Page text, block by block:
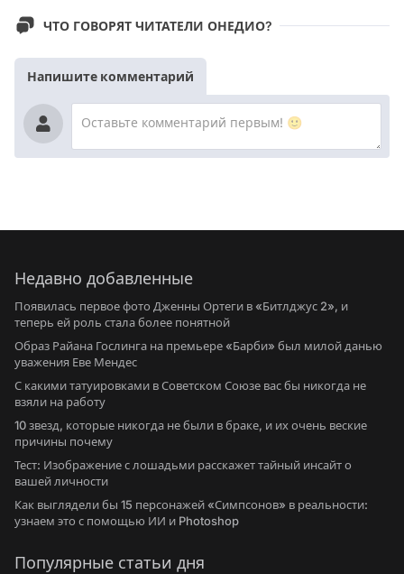
ЧТО ГОВОРЯТ ЧИТАТЕЛИ ОНЕДИО?
Напишите комментарий
Недавно добавленные
Появилась первое фото Дженны Ортеги в «Битлджус 2», и
теперь ей роль стала более понятной
Образ Райана Гослинга на премьере «Барби» был милой данью
уважения Еве Мендес
С какими татуировками в Советском Союзе вас бы никогда не
взяли на работу
10 звезд, которые никогда не были в браке, и их очень веские
причины почему
Тест: Изображение с лошадьми расскажет тайный инсайт о
вашей личности
Как выглядели бы 15 персонажей «Симпсонов» в реальности:
узнаем это с помощью ИИ и Photoshop
Популярные статьи дня